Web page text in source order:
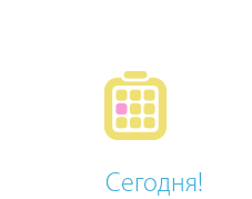
Сегодня!